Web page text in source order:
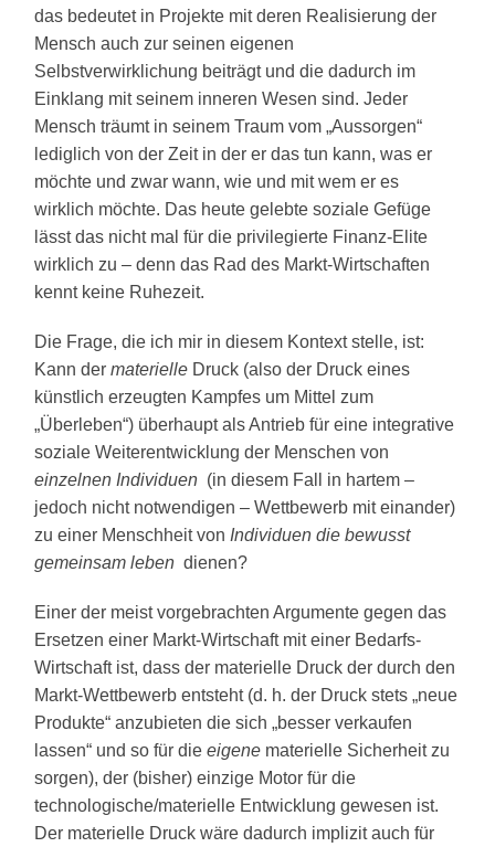
das bedeutet in Projekte mit deren Realisierung der
Mensch auch zur seinen eigenen
Selbstverwirklichung beiträgt und die dadurch im
Einklang mit seinem inneren Wesen sind. Jeder
Mensch träumt in seinem Traum vom „Aussorgen“
lediglich von der Zeit in der er das tun kann, was er
möchte und zwar wann, wie und mit wem er es
wirklich möchte. Das heute gelebte soziale Gefüge
lässt das nicht mal für die privilegierte Finanz-Elite
wirklich zu – denn das Rad des Markt-Wirtschaften
kennt keine Ruhezeit.
Die Frage, die ich mir in diesem Kontext stelle, ist:
Kann dermaterielle Druck (also der Druck eines
künstlich erzeugten Kampfes um Mittel zum
„Überleben“) überhaupt als Antrieb für eine integrative
soziale Weiterentwicklung der Menschen von
einzelnen Individuen (in diesem Fall in hartem –
jedoch nicht notwendigen – Wettbewerb mit einander)
zu einer Menschheit vonIndividuen die bewusst
gemeinsam leben dienen?
Einer der meist vorgebrachten Argumente gegen das
Ersetzen einer Markt-Wirtschaft mit einer Bedarfs-
Wirtschaft ist, dass der materielle Druck der durch den
Markt-Wettbewerb entsteht (d. h. der Druck stets „neue
Produkte“ anzubieten die sich „besser verkaufen
lassen“ und so für dieeigene materielle Sicherheit zu
sorgen), der (bisher) einzige Motor für die
technologische/materielle Entwicklung gewesen ist.
Der materielle Druck wäre dadurch implizit auch für